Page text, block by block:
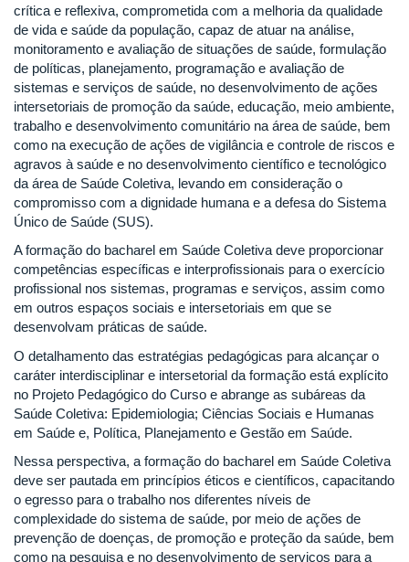
crítica e reflexiva, comprometida com a melhoria da qualidade
de vida e saúde da população, capaz de atuar na análise,
monitoramento e avaliação de situações de saúde, formulação
de políticas, planejamento, programação e avaliação de
sistemas e serviços de saúde, no desenvolvimento de ações
intersetoriais de promoção da saúde, educação, meio ambiente,
trabalho e desenvolvimento comunitário na área de saúde, bem
como na execução de ações de vigilância e controle de riscos e
agravos à saúde e no desenvolvimento científico e tecnológico
da área de Saúde Coletiva, levando em consideração o
compromisso com a dignidade humana e a defesa do Sistema
Único de Saúde (SUS).
A formação do bacharel em Saúde Coletiva deve proporcionar
competências específicas e interprofissionais para o exercício
profissional nos sistemas, programas e serviços, assim como
em outros espaços sociais e intersetoriais em que se
desenvolvam práticas de saúde.
O detalhamento das estratégias pedagógicas para alcançar o
caráter interdisciplinar e intersetorial da formação está explícito
no Projeto Pedagógico do Curso e abrange as subáreas da
Saúde Coletiva: Epidemiologia; Ciências Sociais e Humanas
em Saúde e, Política, Planejamento e Gestão em Saúde.
Nessa perspectiva, a formação do bacharel em Saúde Coletiva
deve ser pautada em princípios éticos e científicos, capacitando
o egresso para o trabalho nos diferentes níveis de
complexidade do sistema de saúde, por meio de ações de
prevenção de doenças, de promoção e proteção da saúde, bem
como na pesquisa e no desenvolvimento de serviços para a